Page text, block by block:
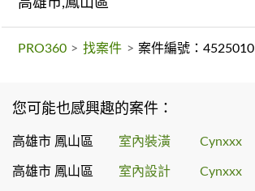
高雄市,鳳山區
PRO360 > 找案件 > 案件編號：4525010
您可能也感興趣的案件：
高雄市 鳳山區 室內裝潢 Cynxxx
高雄市 鳳山區 室內設計 Cynxxx